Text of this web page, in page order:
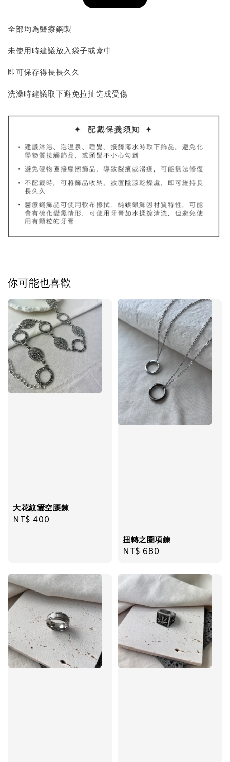
質感飾品收納盒
NT$ 298
NT$ 399
- +
飾品禮物盒加價購
全部均為醫療鋼製
未使用時建議放入袋子或盒中
即可保存得長長久久
洗澡時建議取下避免拉扯造成受傷
你可能也喜歡
大花紋簍空腰鍊
Regular
NT$ 400
扭轉之圈項鍊
Regular
NT$ 680